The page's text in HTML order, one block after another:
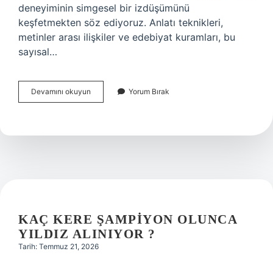
deneyiminin simgesel bir izdüşümünü
keşfetmekten söz ediyoruz. Anlatı teknikleri,
metinler arası ilişkiler ve edebiyat kuramları, bu
sayısal…
Devamını okuyun
3A
Yorum Bırak
KAÇ KERE ŞAMPIYON OLUNCA
YILDIZ ALINIYOR ?
Tarih: Temmuz 21, 2026